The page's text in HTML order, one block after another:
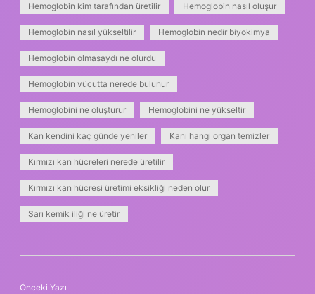
Hemoglobin kim tarafından üretilir Hemoglobin nasıl oluşur
Hemoglobin nasıl yükseltilir Hemoglobin nedir biyokimya
Hemoglobin olmasaydı ne olurdu
Hemoglobin vücutta nerede bulunur
Hemoglobini ne oluşturur Hemoglobini ne yükseltir
Kan kendini kaç günde yeniler Kanı hangi organ temizler
Kırmızı kan hücreleri nerede üretilir
Kırmızı kan hücresi üretimi eksikliği neden olur
Sarı kemik iliği ne üretir
Önceki Yazı